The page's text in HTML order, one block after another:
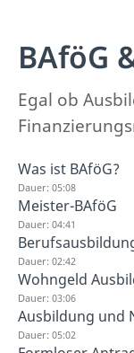
BAföG
Egal ob
Was ist BAföG?
Dauer: 05:08
Meister-BAföG
Dauer: 04:41
Dauer: 02:42
Wohngeld
Dauer: 03:06
Ausbildung und
Dauer: 05:02